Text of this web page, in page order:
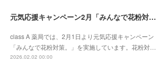
元気応援キャンペーン2月「みんなで花粉対策。」
class A 薬局では、2月1日より元気応援キャンペーン
「みんなで花粉対策。」を実施しています。花粉対…
2026.02.02 00:00